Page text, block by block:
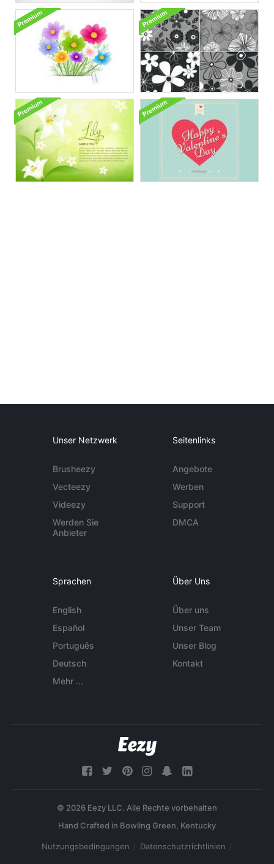
Unser Netzwerk
Brusheezy
Vecteezy
Videezy
Werden Sie
Anbieter
Seitenlinks
Angebote
Werben
Support
DMCA
Sprachen
English
Español
Português
Deutsch
Mehr ...
Über Uns
Über uns
Unser Team
Unser Blog
Kontakt
© 2026 Eezy LLC. Alle Rechte vorbehalten
Nutzungsbedingungen Datenschutzrichtlinien